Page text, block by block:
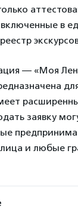
в
— «Моя
заявку
и любые